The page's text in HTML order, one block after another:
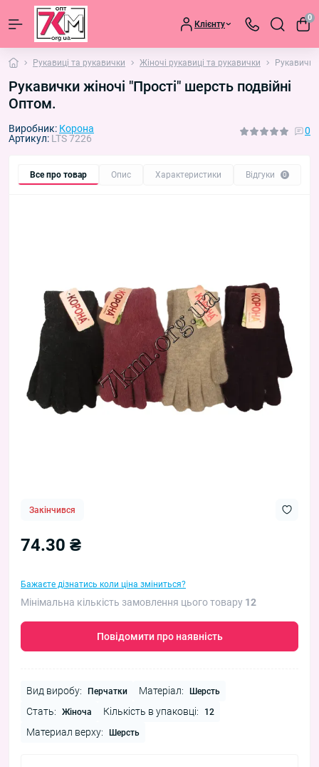
Клієнту
0
Рукавиці та рукавички Жіночі рукавиці та рукавички
Рукавички жіночі "Прості" шерсть подвійні
Оптом.
Виробник: Корона
Артикул: LTS 7226
0
Все про товар Опис Характеристики Відгуки 0
Закінчився
74.30 ₴
Бажаєте дізнатись коли ціна зміниться?
Мінімальна кількість замовлення цього товару 12
Повідомити про наявність
Вид виробу: Перчатки Матеріал: Шерсть
Стать: Жіноча Кількість в упаковці: 12
Материал верху: Шерсть